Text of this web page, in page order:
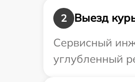
2
Выезд
Сервисный
углубленный